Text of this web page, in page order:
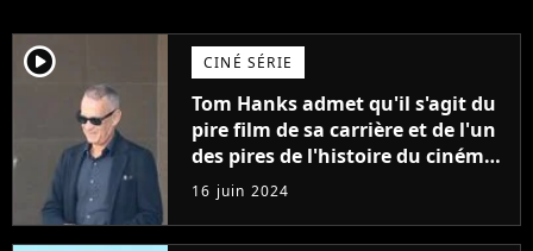
player2 CINÉ SÉRIE
Tom Hanks admet qu'il s'agit du
pire film de sa carrière et de l'un
des pires de l'histoire du cinéma :
"L'un des films les plus
médiocres jamais réalisés"
16 juin 2024